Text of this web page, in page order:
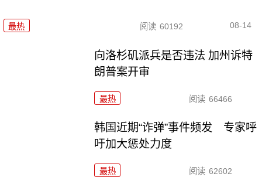
最热 阅读 60192 08-14
向洛杉矶派兵是否违法 加州诉特
朗普案开审
最热 阅读 66466
韩国近期“诈弹”事件频发 专家呼
吁加大惩处力度
最热 阅读 62602